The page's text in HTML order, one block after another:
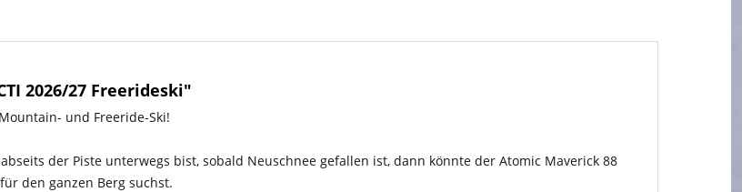
2026/27 Freerideski"
und Freeride-Ski!
der Piste unterwegs bist, sobald Neuschnee gefallen ist, dann könnte der Atomic Maverick 88
den ganzen Berg suchst.